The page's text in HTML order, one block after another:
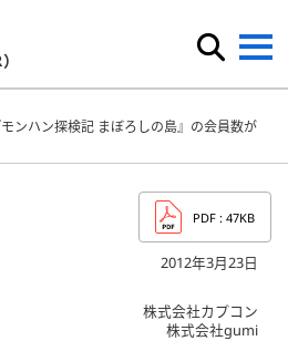
ンハン探検記 まぼろしの島』の会員数が
PDF : 47KB
2012年3月23日
株式会社カプコン
株式会社gumi